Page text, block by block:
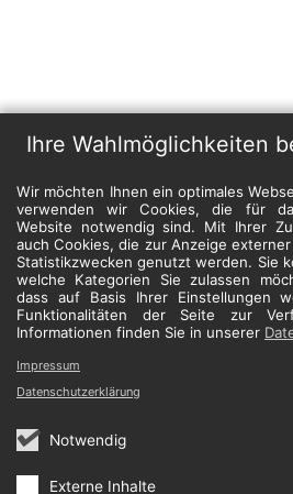
Ihre Wahlmöglichkeiten
Wir möchten Ihnen ein optimales
verwenden wir Cookies, die für
Website notwendig sind. Mit Ihrer
auch Cookies, die zur Anzeige
Statistikzwecken genutzt werden. Sie
welche Kategorien Sie zulassen
dass auf Basis Ihrer Einstellungen
Funktionalitäten der Seite zur
Informationen finden Sie in unserer
Notwendig
Externe Inhalte
Impressum
Datenschutzerklärung